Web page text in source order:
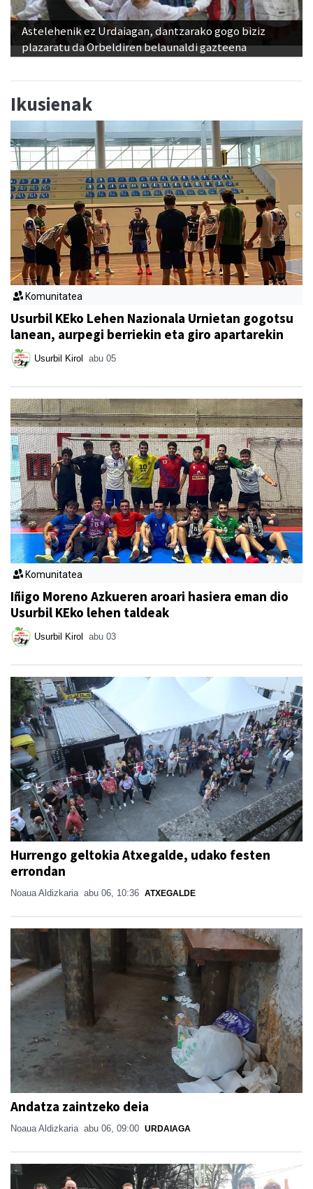
Astelehenik ez Urdaiagan, dantzarako gogo biziz
plazaratu da Orbeldiren belaunaldi gazteena
Ikusienak
Komunitatea
Usurbil KEko Lehen Nazionala Urnietan gogotsu
lanean, aurpegi berriekin eta giro apartarekin
Usurbil Kirol abu 05
Komunitatea
Iñigo Moreno Azkueren aroari hasiera eman dio
Usurbil KEko lehen taldeak
Usurbil Kirol abu 03
Hurrengo geltokia Atxegalde, udako festen
errondan
Noaua Aldizkaria abu 06, 10:36 ATXEGALDE
Andatza zaintzeko deia
Noaua Aldizkaria abu 06, 09:00 URDAIAGA